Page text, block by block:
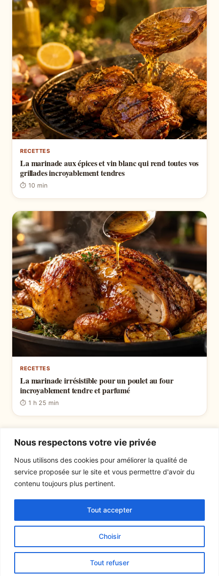
Nous respectons votre vie privée
Nous utilisons des cookies pour améliorer la qualité de
service proposée sur le site et vous permettre d'avoir du
contenu toujours plus pertinent.
Choisir
Tout refuser
Tout accepter
RECETTES
La marinade aux épices et vin blanc qui rend toutes vos
grillades incroyablement tendres
⏱ 10 min
RECETTES
La marinade irrésistible pour un poulet au four
incroyablement tendre et parfumé
⏱ 1 h 25 min
Pagination
des
publications
Précédent 3 Suivant
Actualités
Mentions légales
© 2026 Tout un fromage